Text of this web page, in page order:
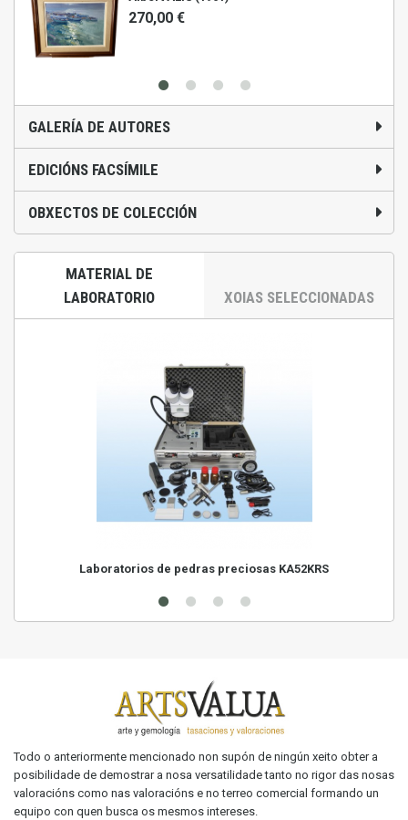
270,00 €
GALERÍA DE AUTORES
EDICIÓNS FACSÍMILE
OBXECTOS DE COLECCIÓN
MATERIAL DE
LABORATORIO
XOIAS SELECCIONADAS
Laboratorios de pedras preciosas KA52KRS
Todo o anteriormente mencionado non supón de ningún xeito obter a
posibilidade de demostrar a nosa versatilidade tanto no rigor das nosas
valoracións como nas valoracións e no terreo comercial formando un
equipo con quen busca os mesmos intereses.